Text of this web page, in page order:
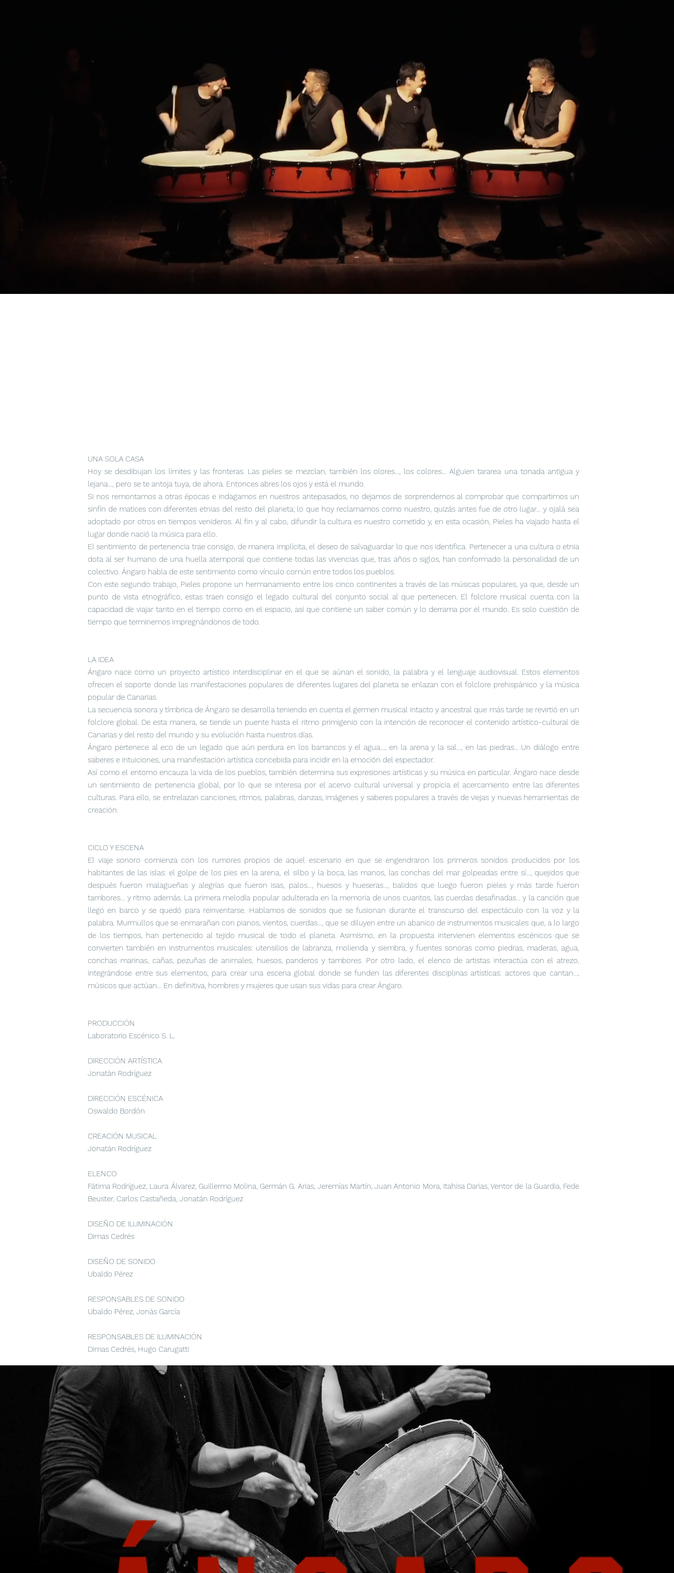
UNA SOLA CASA
Hoy se desdibujan los límites y las fronteras. Las pieles se mezclan, también los olores..., los colores... Alguien tararea una tonada antigua y
lejana..., pero se te antoja tuya, de ahora. Entonces abres los ojos y está el mundo.
Si nos remontamos a otras épocas e indagamos en nuestros antepasados, no dejamos de sorprendernos al comprobar que compartimos un
sinfín de matices con diferentes etnias del resto del planeta; lo que hoy reclamamos como nuestro, quizás antes fue de otro lugar... y ojalá sea
adoptado por otros en tiempos venideros. Al fin y al cabo, difundir la cultura es nuestro cometido y, en esta ocasión, Pieles ha viajado hasta el
lugar donde nació la música para ello.
El sentimiento de pertenencia trae consigo, de manera implícita, el deseo de salvaguardar lo que nos identifica. Pertenecer a una cultura o etnia
dota al ser humano de una huella atemporal que contiene todas las vivencias que, tras años o siglos, han conformado la personalidad de un
colectivo. Ángaro habla de este sentimiento como vínculo común entre todos los pueblos.
Con este segundo trabajo, Pieles propone un hermanamiento entre los cinco continentes a través de las músicas populares, ya que, desde un
punto de vista etnográfico, estas traen consigo el legado cultural del conjunto social al que pertenecen. El folclore musical cuenta con la
capacidad de viajar tanto en el tiempo como en el espacio, así que contiene un saber común y lo derrama por el mundo. Es solo cuestión de
tiempo que terminemos impregnándonos de todo.
LA IDEA
Ángaro nace como un proyecto artístico interdisciplinar en el que se aúnan el sonido, la palabra y el lenguaje audiovisual. Estos elementos
ofrecen el soporte donde las manifestaciones populares de diferentes lugares del planeta se enlazan con el folclore prehispánico y la música
popular de Canarias.
La secuencia sonora y tímbrica de Ángaro se desarrolla teniendo en cuenta el germen musical intacto y ancestral que más tarde se revirtió en un
folclore global. De esta manera, se tiende un puente hasta el ritmo primigenio con la intención de reconocer el contenido artístico-cultural de
Canarias y del resto del mundo y su evolución hasta nuestros días.
Ángaro pertenece al eco de un legado que aún perdura en los barrancos y el agua..., en la arena y la sal..., en las piedras... Un diálogo entre
saberes e intuiciones, una manifestación artística concebida para incidir en la emoción del espectador.
Así como el entorno encauza la vida de los pueblos, también determina sus expresiones artísticas y su música en particular. Ángaro nace desde
un sentimiento de pertenencia global, por lo que se interesa por el acervo cultural universal y propicia el acercamiento entre las diferentes
culturas. Para ello, se entrelazan canciones, ritmos, palabras, danzas, imágenes y saberes populares a través de viejas y nuevas herramientas de
creación.
CICLO Y ESCENA
El viaje sonoro comienza con los rumores propios de aquel escenario en que se engendraron los primeros sonidos producidos por los
habitantes de las islas: el golpe de los pies en la arena, el silbo y la boca, las manos, las conchas del mar golpeadas entre sí..., quejidos que
después fueron malagueñas y alegrías que fueron isas, palos..., huesos y hueseras..., balidos que luego fueron pieles y más tarde fueron
tambores... y ritmo además. La primera melodía popular adulterada en la memoria de unos cuantos, las cuerdas desafinadas... y la canción que
llegó en barco y se quedó para reinventarse. Hablamos de sonidos que se fusionan durante el transcurso del espectáculo con la voz y la
palabra. Murmullos que se enmarañan con pianos, vientos, cuerdas..., que se diluyen entre un abanico de instrumentos musicales que, a lo largo
de los tiempos, han pertenecido al tejido musical de todo el planeta. Asimismo, en la propuesta intervienen elementos escénicos que se
convierten también en instrumentos musicales: utensilios de labranza, molienda y siembra, y fuentes sonoras como piedras, maderas, agua,
conchas marinas, cañas, pezuñas de animales, huesos, panderos y tambores. Por otro lado, el elenco de artistas interactúa con el atrezo,
integrándose entre sus elementos, para crear una escena global donde se funden las diferentes disciplinas artísticas: actores que cantan...,
músicos que actúan... En definitiva, hombres y mujeres que usan sus vidas para crear Ángaro.
PRODUCCIÓN
Laboratorio Escénico S. L.
DIRECCIÓN ARTÍSTICA
Jonatán Rodríguez
DIRECCIÓN ESCÉNICA
Oswaldo Bordón
CREACIÓN MUSICAL
Jonatán Rodríguez
ELENCO
Fátima Rodríguez, Laura Álvarez, Guillermo Molina, Germán G. Arias, Jeremías Martín, Juan Antonio Mora, Itahisa Darias, Ventor de la Guardia, Fede
Beuster, Carlos Castañeda, Jonatán Rodríguez
DISEÑO DE ILUMINACIÓN
Dimas Cedrés
DISEÑO DE SONIDO
Ubaldo Pérez
RESPONSABLES DE SONIDO
Ubaldo Pérez, Jonás García
RESPONSABLES DE ILUMINACIÓN
Dimas Cedrés, Hugo Carugatti